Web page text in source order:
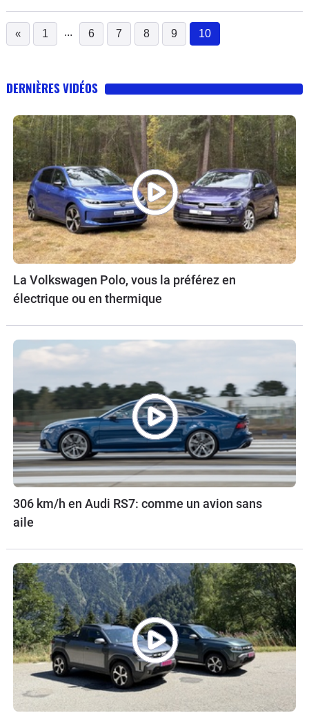
« 1 ... 6 7 8 9 10
(current)
DERNIÈRES VIDÉOS
La Volkswagen Polo, vous la préférez en
électrique ou en thermique
306 km/h en Audi RS7: comme un avion sans
aile